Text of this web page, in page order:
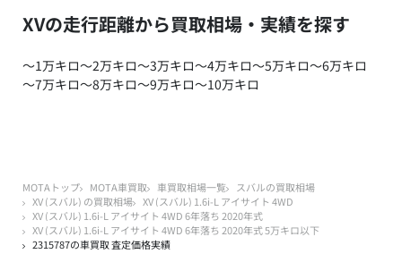
XVの走行距離から買取相場・実績を探す
～1万キロ～2万キロ～3万キロ～4万キロ～5万キロ～6万キロ
～7万キロ～8万キロ～9万キロ～10万キロ
MOTAトップ MOTA車買取 車買取相場一覧
スバルの買取相場
XV (スバル) の買取相場
XV (スバル) 1.6i-L アイサイト 4WD
XV (スバル) 1.6i-L アイサイト 4WD 6年落ち 2020年式
XV (スバル) 1.6i-L アイサイト 4WD 6年落ち 2020年式 5万キロ以下
2315787の車買取 査定価格実績